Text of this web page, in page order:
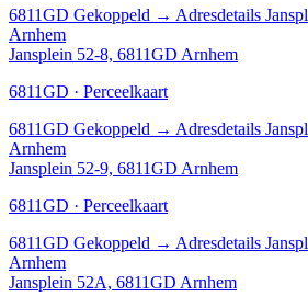
6811GD Gekoppeld → Adresdetails
Arnhem
Jansplein 52-8, 6811GD Arnhem
6811GD · Perceelkaart
6811GD Gekoppeld → Adresdetails
Arnhem
Jansplein 52-9, 6811GD Arnhem
6811GD · Perceelkaart
6811GD Gekoppeld → Adresdetails
Arnhem
Jansplein 52A, 6811GD Arnhem